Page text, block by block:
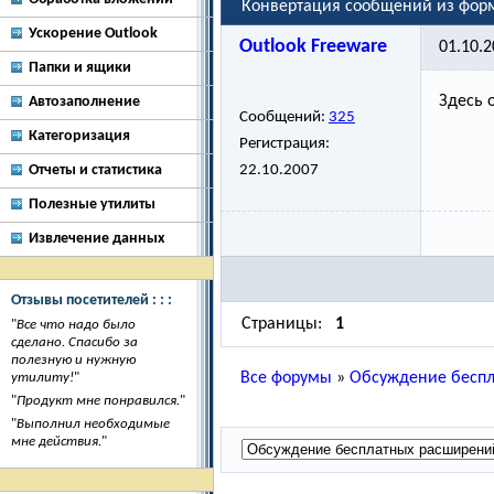
Ускорение Outlook
Папки и ящики
Автозаполнение
Категоризация
Отчеты и статистика
Полезные утилиты
Извлечение данных
Отзывы посетителей : : :
"Все что надо было
сделано. Спасибо за
полезную и нужную
утилиту!"
"Продукт мне понравился."
"Выполнил необходимые
мне действия."
Конвертация сообщений из
Outlook Freeware
Сообщений: 325
Регистрация:
22.10.2007
Здесь
Страницы: 1
Все форумы » Обсуждение